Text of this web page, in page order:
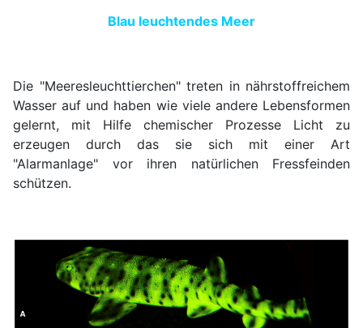
Blau leuchtendes Meer
Die "Meeresleuchttierchen" treten in nährstoffreichem
Wasser auf und haben wie viele andere Lebensformen
gelernt, mit Hilfe chemischer Prozesse Licht zu
erzeugen durch das sie sich mit einer Art
"Alarmanlage" vor ihren natürlichen Fressfeinden
schützen.